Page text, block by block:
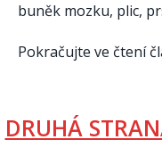
buněk mozku, plic,
Pokračujte ve čtení
DRUHÁ